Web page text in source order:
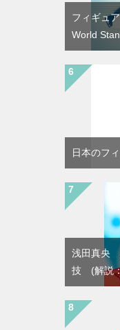
フィギュ
World
日本のフ
浅田真央
技 (解説